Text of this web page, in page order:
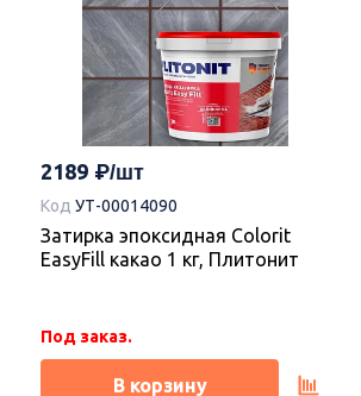
Плитка 00-00110421 Castle
Wood 20,1х50,5, Azori (Азори)
Под заказ.
В корзину
2189
Код УТ-00014090
Затирка эпоксидная Colorit
EasyFill какао 1 кг, Плитонит
Под заказ.
В корзину